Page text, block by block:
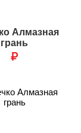
Алмазная
грань
₽